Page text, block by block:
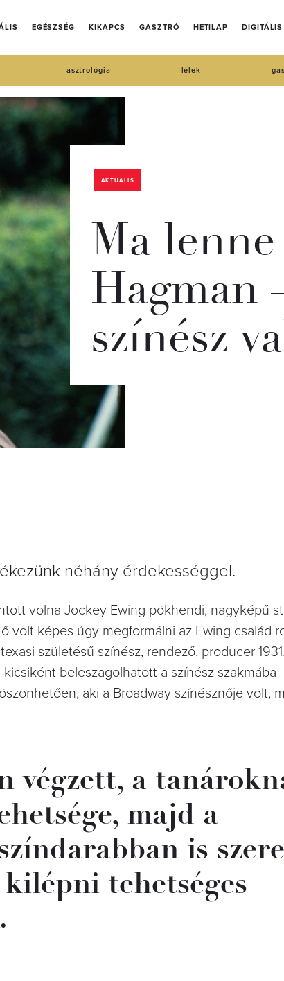
EGÉSZSÉG KIKAPCS GASZTRÓ HETILAP
asztrológia lélek
AKTUÁLIS
Ma
Hagman
színész
néhány érdekességgel.
volna Jockey Ewing pökhendi, nagyképű
volt képes úgy megformálni az Ewing család
születésű színész, rendező, producer 1931.
beleszagolhatott a színész szakmába
aki a Broadway színésznője volt,
végzett, a
majd a
is
tehetséges